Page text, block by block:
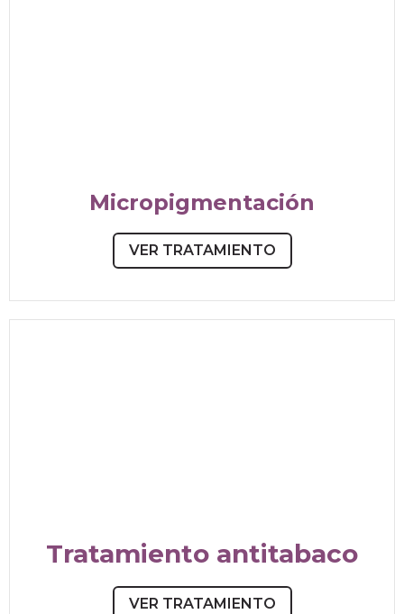
Micropigmentación
VER TRATAMIENTO
Tratamiento antitabaco
VER TRATAMIENTO